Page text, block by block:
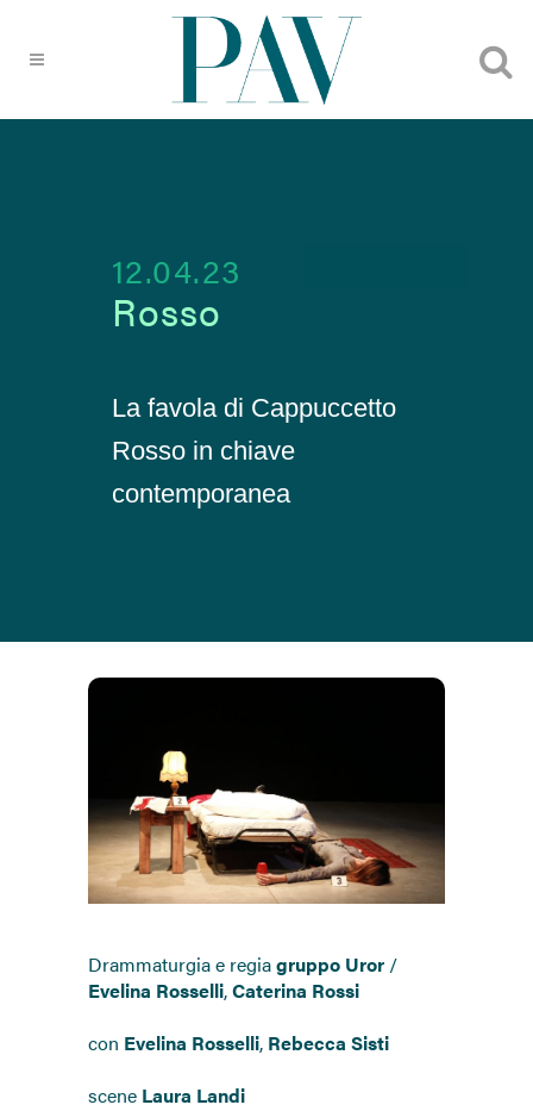
12.04.23
Rosso
La favola di Cappuccetto
Rosso in chiave
contemporanea
Drammaturgia e regiagruppo Uror /
Evelina Rosselli,Caterina Rossi
con Evelina Rosselli, Rebecca Sisti
scene Laura Landi